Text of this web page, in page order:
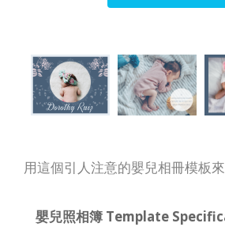
用這個引人注意的嬰兒相冊模板來
嬰兒照相簿 Template